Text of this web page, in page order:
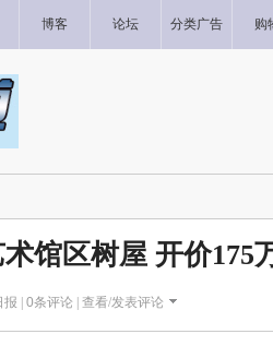
博客 论坛 分类广告 购
馆区树屋 开价175
| 0条评论 | 查看/发表评论